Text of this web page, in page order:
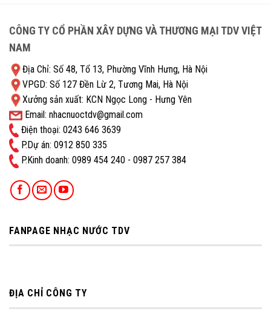
CÔNG TY CỔ PHẦN XÂY DỰNG VÀ THƯƠNG MẠI TDV VIỆT
NAM
Địa Chỉ: Số 48, Tổ 13, Phường Vĩnh Hưng, Hà Nội
VPGD: Số 127 Đền Lừ 2, Tương Mai, Hà Nội
Xưởng sản xuất: KCN Ngọc Long - Hưng Yên
Email: nhacnuoctdv@gmail.com
Điện thoại: 0243 646 3639
P.Dự án: 0912 850 335
P.Kinh doanh: ‭0989 454 240 - 0987 257 384
FANPAGE NHẠC NƯỚC TDV
ĐỊA CHỈ CÔNG TY